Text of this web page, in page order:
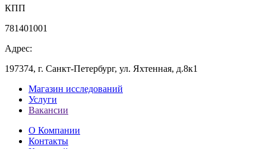
КПП
781401001
Адрес:
197374, г. Санкт-Петербург, ул. Яхтенная, д.8к1
Магазин исследований
Услуги
Вакансии
О Компании
Контакты